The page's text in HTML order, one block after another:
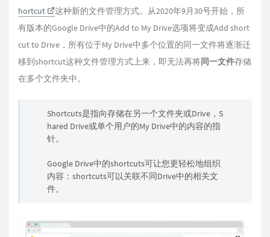
hortcut
这种新的文件管理方式。从2020年9月30号开始，所
有版本的Google Drive中的Add to My Drive选项将变成Add short
cut to Drive，所有位于My Drive中多个位置的同一文件将逐渐迁
移到shortcut这种文件管理方式上来，即无法再将同一文件存储
在多个文件夹中。
Shortcuts是指向存储在另一个文件夹或Drive，S
hared Drive或单个用户的My Drive中的内容的指
针。
Google Drive中的shortcuts可让您更轻松地组织
内容：shortcuts可以关联不同Drive中的相关文
件。